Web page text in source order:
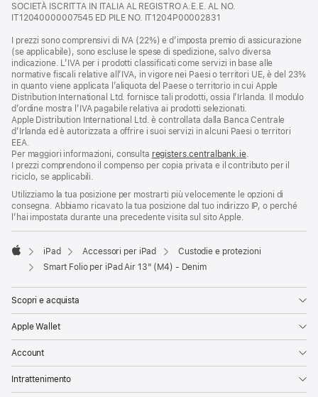
SOCIETÀ ISCRITTA IN ITALIA AL REGISTRO A.E.E. AL NO.
IT12040000007545 ED PILE NO. IT1204P00002831
I prezzi sono comprensivi di IVA (22%) e d’imposta premio di assicurazione
(se applicabile), sono escluse le spese di spedizione, salvo diversa
indicazione. L’IVA per i prodotti classificati come servizi in base alle
normative fiscali relative all’IVA, in vigore nei Paesi o territori UE, è del 23%
in quanto viene applicata l’aliquota del Paese o territorio in cui Apple
Distribution International Ltd. fornisce tali prodotti, ossia l’Irlanda. Il modulo
d’ordine mostra l’IVA pagabile relativa ai prodotti selezionati.
Apple Distribution International Ltd. è controllata dalla Banca Centrale
d’Irlanda ed è autorizzata a offrire i suoi servizi in alcuni Paesi o territori
EEA.
Per maggiori informazioni, consulta registers.centralbank.ie.
I prezzi comprendono il compenso per copia privata e il contributo per il
riciclo, se applicabili.
Utilizziamo la tua posizione per mostrarti più velocemente le opzioni di
consegna. Abbiamo ricavato la tua posizione dal tuo indirizzo IP, o perché
l’hai impostata durante una precedente visita sul sito Apple.
Apple
iPad Accessori per iPad
Custodie e protezioni
Smart Folio per iPad Air 13" (M4) - Denim
Scopri e acquista
Apple Wallet
Account
Intrattenimento